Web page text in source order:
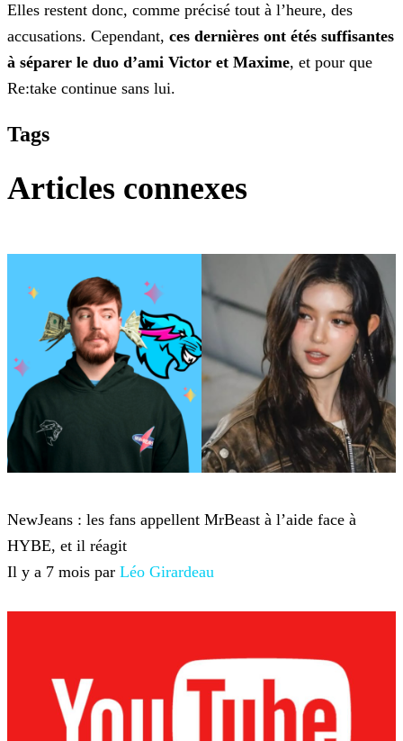
Elles restent donc, comme précisé tout à l’heure, des
accusations. Cependant, ces dernières ont étés suffisantes
à séparer le duo d’ami Victor et Maxime, et pour que
Re:take continue sans lui.
Tags
Articles connexes
NewJeans : les fans appellent MrBeast à l’aide face à
HYBE, et il réagit
Il y a 7 mois par Léo Girardeau